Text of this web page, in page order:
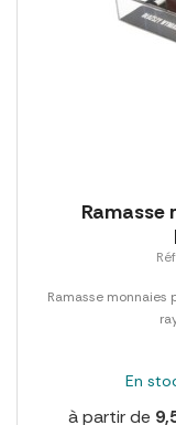
Ramasse
Ramasse
En
à partir de